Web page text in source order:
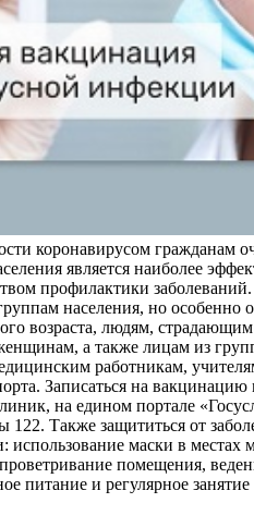
коронавирусом гражданам
является наиболее
профилактики заболеваний.
населения, но особенно
возраста, людям,
а также лицам из
работникам,
Записаться на
на едином портале
122. Также защититься от
маски в местах
помещения,
питание и регулярное